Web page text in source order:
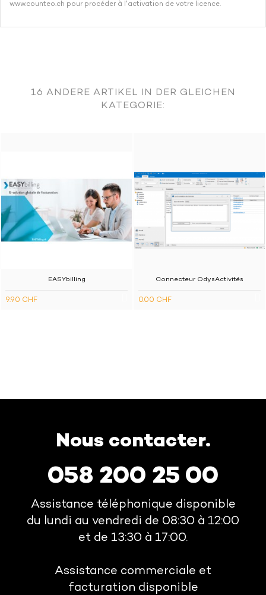
www.counteo.ch pour procéder à l'activation de votre licence.
Lecture d’informations liées aux comptes comptables :
descriptions des comptes, soldes et budgets.
Lecture de statistiques liées aux adresses : solde ouvert, liste
des documents ouverts, solde initiale du débiteur, total des
ventes et des achats, etc.
16 ANDERE ARTIKEL IN DER GLEICHEN
KATEGORIE:
EASYbilling
9.90 CHF
Connecteur OdysActivités
0.00 CHF
Nous contacter.
058 200 25 00
Assistance téléphonique disponible
du lundi au vendredi de 08:30 à 12:00
et de 13:30 à 17:00.
Assistance commerciale et
facturation disponible